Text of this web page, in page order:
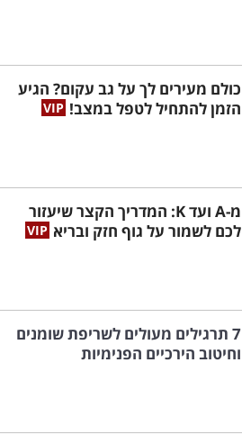
כולם מעירים לך על גב עקום? הגיע
הזמן להתחיל לטפל במצב!
מ-A ועד K: המדריך הקצר שיעזור
לכם לשמור על גוף חזק ובריא
7 תרגילים מעולים לשריפת שומנים
וחיטוב הירכיים הפנימיות